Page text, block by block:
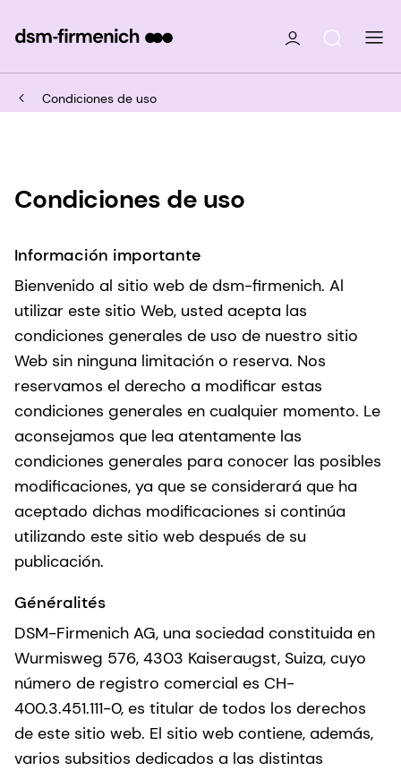
Condiciones de uso
Condiciones de uso
Información importante
Bienvenido al sitio web de dsm-firmenich. Al
utilizar este sitio Web, usted acepta las
condiciones generales de uso de nuestro sitio
Web sin ninguna limitación o reserva. Nos
reservamos el derecho a modificar estas
condiciones generales en cualquier momento. Le
aconsejamos que lea atentamente las
condiciones generales para conocer las posibles
modificaciones, ya que se considerará que ha
aceptado dichas modificaciones si continúa
utilizando este sitio web después de su
publicación.
Généralités
DSM-Firmenich AG, una sociedad constituida en
Wurmisweg 576, 4303 Kaiseraugst, Suiza, cuyo
número de registro comercial es CH-
400.3.451.111-0, es titular de todos los derechos
de este sitio web. El sitio web contiene, además,
varios subsitios dedicados a las distintas